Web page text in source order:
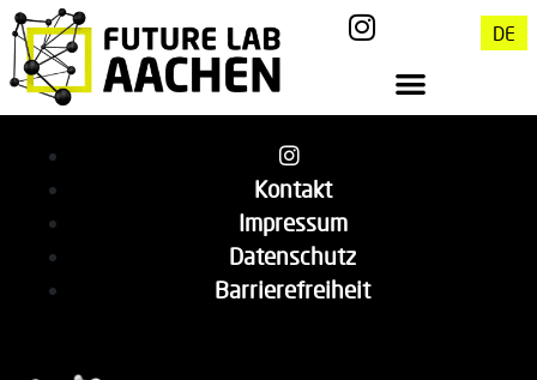
DE
Kontakt
Impressum
Datenschutz
Barrierefreiheit